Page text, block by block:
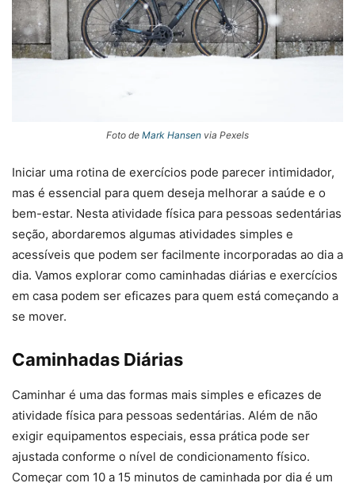
Foto de Mark Hansen via Pexels
Iniciar uma rotina de exercícios pode parecer intimidador,
mas é essencial para quem deseja melhorar a saúde e o
bem-estar. Nesta atividade física para pessoas sedentárias
seção, abordaremos algumas atividades simples e
acessíveis que podem ser facilmente incorporadas ao dia a
dia. Vamos explorar como caminhadas diárias e exercícios
em casa podem ser eficazes para quem está começando a
se mover.
Caminhadas Diárias
Caminhar é uma das formas mais simples e eficazes de
atividade física para pessoas sedentárias. Além de não
exigir equipamentos especiais, essa prática pode ser
ajustada conforme o nível de condicionamento físico.
Começar com 10 a 15 minutos de caminhada por dia é um